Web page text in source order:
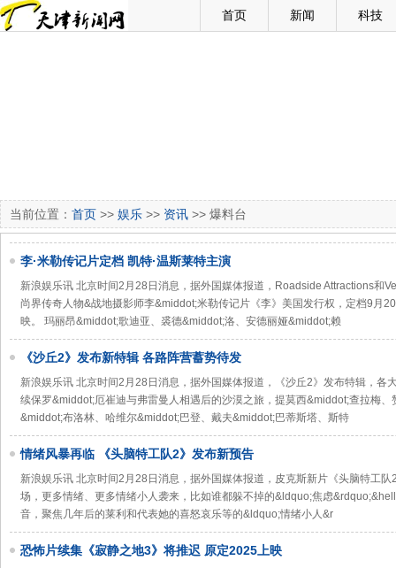
首页 新闻 科技
当前位置： 首页 >> 娱乐 >> 资讯 >> 爆料台
李·米勒传记片定档 凯特·温斯莱特主演
新浪娱乐讯 北京时间2月28日消息，据外国媒体报道，Roadside Attractions和
尚界传奇人物&战地摄影师李&middot;米勒传记片《李》美国发行权，定档9月
映。 玛丽昂&middot;歌迪亚、裘德&middot;洛、安德丽娅&middot;赖
《沙丘2》发布新特辑 各路阵营蓄势待发
新浪娱乐讯 北京时间2月28日消息，据外国媒体报道，《沙丘2》发布特辑，各
续保罗&middot;厄崔迪与弗雷曼人相遇后的沙漠之旅，提莫西&middot;查拉梅
&middot;布洛林、哈维尔&middot;巴登、戴夫&middot;巴蒂斯塔、斯特
情绪风暴再临 《头脑特工队2》发布新预告
新浪娱乐讯 北京时间2月28日消息，据外国媒体报道，皮克斯新片《头脑特工
场，更多情绪、更多情绪小人袭来，比如谁都躲不掉的&ldquo;焦虑
音，聚焦几年后的莱利和代表她的喜怒哀乐等的&ldquo;情绪小人&r
恐怖片续集《寂静之地3》将推迟 原定2025上映